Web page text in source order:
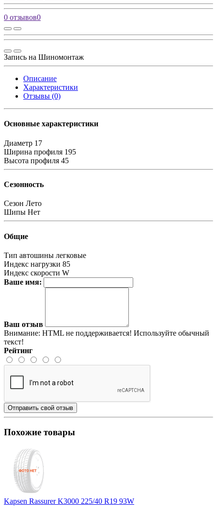
0 отзывов0
Запись на Шиномонтаж
Описание
Характеристики
Отзывы (0)
Основные характеристики
Диаметр 17
Ширина профиля 195
Высота профиля 45
Сезонность
Сезон Лето
Шипы Нет
Общие
Тип автошины легковые
Индекс нагрузки 85
Индекс скорости W
Ваше имя:
Ваш отзыв
Внимание: HTML не поддерживается! Используйте обычный
текст!
Рейтинг
Отправить свой отзыв
Похожие товары
Kapsen Rassurer K3000 225/40 R19 93W